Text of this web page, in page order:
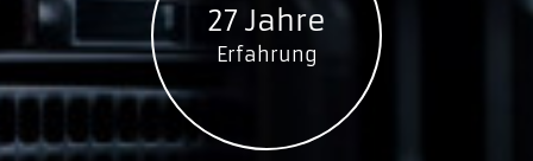
960 PRO
MZ-V6P1T0BW
MZ-V6P2T0BW
MZ-V6P512BW
27 Jahre
Erfahrung